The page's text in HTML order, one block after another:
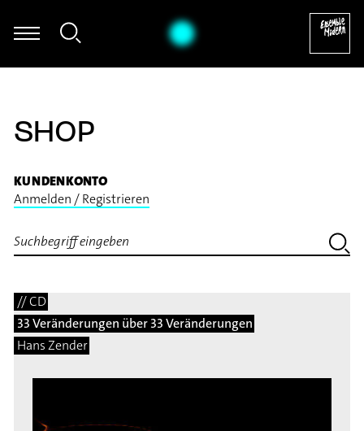
Giorgos Panagiotidis - Improvisation
SHOP
KUNDENKONTO
Anmelden / Registrieren
// CD
33 Veränderungen über 33 Veränderungen
Hans Zender